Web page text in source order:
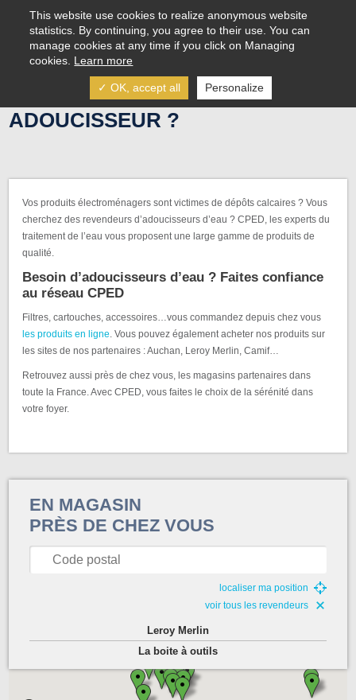
OÙ ACHETER VOTRE
ADOUCISSEUR ?
Vos produits électroménagers sont victimes de dépôts calcaires ? Vous
cherchez des revendeurs d’adoucisseurs d’eau ? CPED, les experts du
traitement de l’eau vous proposent une large gamme de produits de
qualité.
Besoin d’adoucisseurs d’eau ? Faites confiance
au réseau CPED
Filtres, cartouches, accessoires…vous commandez depuis chez vous
les produits en ligne. Vous pouvez également acheter nos produits sur
les sites de nos partenaires : Auchan, Leroy Merlin, Camif…
Retrouvez aussi près de chez vous, les magasins partenaires dans
toute la France. Avec CPED, vous faites le choix de la sérénité dans
votre foyer.
EN MAGASIN
PRÈS DE CHEZ VOUS
localiser ma position
voir tous les revendeurs
Leroy Merlin
La boite à outils
This website use cookies to realize anonymous website
statistics. By continuing, you agree to their use. You can
manage cookies at any time if you click on Managing
cookies. Learn more
✓ OK, accept all Personalize